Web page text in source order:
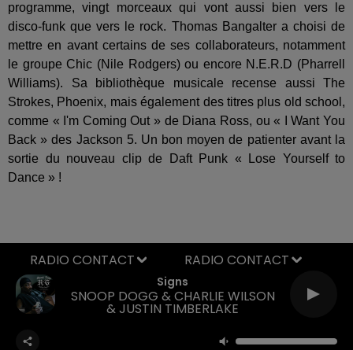
programme, vingt morceaux qui vont aussi bien vers le
disco-funk que vers le rock. Thomas Bangalter a choisi de
mettre en avant certains de ses collaborateurs, notamment
le groupe Chic (Nile Rodgers) ou encore N.E.R.D (Pharrell
Williams). Sa bibliothèque musicale recense aussi The
Strokes, Phoenix, mais également des titres plus old school,
comme « I'm Coming Out » de Diana Ross, ou « I Want You
Back » des Jackson 5. Un bon moyen de patienter avant la
sortie du nouveau clip de Daft Punk « Lose Yourself to
Dance » !
Signs
SNOOP DOGG & CHARLIE WILSON
& JUSTIN TIMBERLAKE
RADIO CONTACT